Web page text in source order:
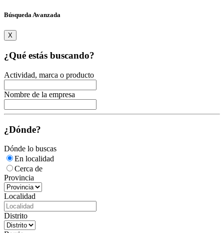
Búsqueda Avanzada
X
¿Qué estás buscando?
Actividad, marca o producto
Nombre de la empresa
¿Dónde?
Dónde lo buscas
En localidad
Cerca de
Provincia
Localidad
Distrito